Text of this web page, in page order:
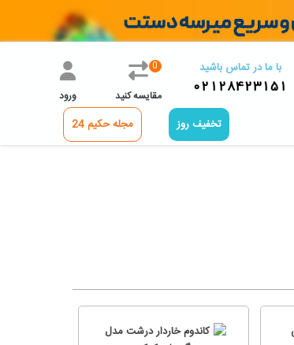
با ما در تماس باشید
02128423151
0
مقایسه کنید ورود
تخفیف روز مجله حکیم 24